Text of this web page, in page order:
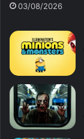
03/08/2026